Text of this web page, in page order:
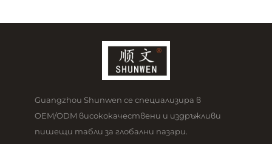
Guangzhou Shunwen се специализира в
OEM/ODM висококачествени и издръжливи
пишещи табли за глобални пазари.